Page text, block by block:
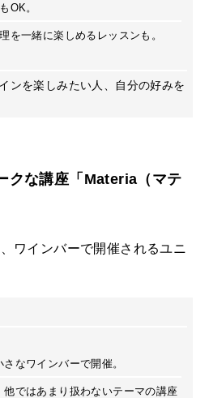
OK。
を一緒に楽しめるレッスンも。
ンを楽しみたい人、自分の好みを
クな講座「Materia（マテ
ワインバーで開催されるユニ
なワインバーで開催。
他ではあまり扱わないテーマの講座